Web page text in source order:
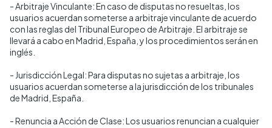
- Arbitraje Vinculante: En caso de disputas no resueltas, los
usuarios acuerdan someterse a arbitraje vinculante de acuerdo
con las reglas del Tribunal Europeo de Arbitraje. El arbitraje se
llevará a cabo en Madrid, España, y los procedimientos serán en
inglés.
- Jurisdicción Legal: Para disputas no sujetas a arbitraje, los
usuarios acuerdan someterse a la jurisdicción de los tribunales
de Madrid, España.
- Renuncia a Acción de Clase: Los usuarios renuncian a cualquier